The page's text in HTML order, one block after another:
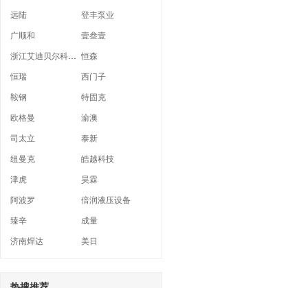
远陆
登丰泵业
广顺和
壹叁壹
浙江艾迪贝尔科技有限公司 恒森
恒瑞
西门子
鞍钢
特固克
欧格曼
渝澳
司太立
泰新
纽曼克
皓越科技
津虎
昊霖
阿波罗
倍润液压设备
臻辛
成量
济南焊达
美日